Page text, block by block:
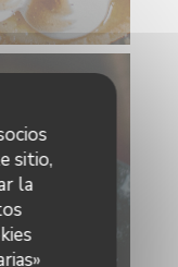
sitio,
la